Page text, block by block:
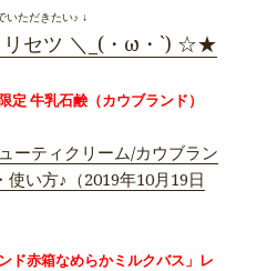
いただきたい♪ ↓
セツ ＼_(・ω・`) ☆★
定 牛乳石鹸（カウブランド）
ーティクリーム/カウブラン
使い方♪（2019年10月19日
ド赤箱なめらかミルクバス」レ